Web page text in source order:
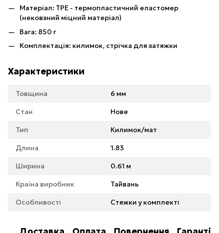
Матеріал: TPE - термопластичний еластомер
(нековзний міцний матеріал)
Вага: 850 г
Комплектація: килимок, стрічка для затяжки
Характеристики
Товщина 6 мм
Стан Нове
Тип Килимок/мат
Длина 1.83
Ширина 0.61 м
Країна виробник Тайвань
Особливості Стяжки у комплекті